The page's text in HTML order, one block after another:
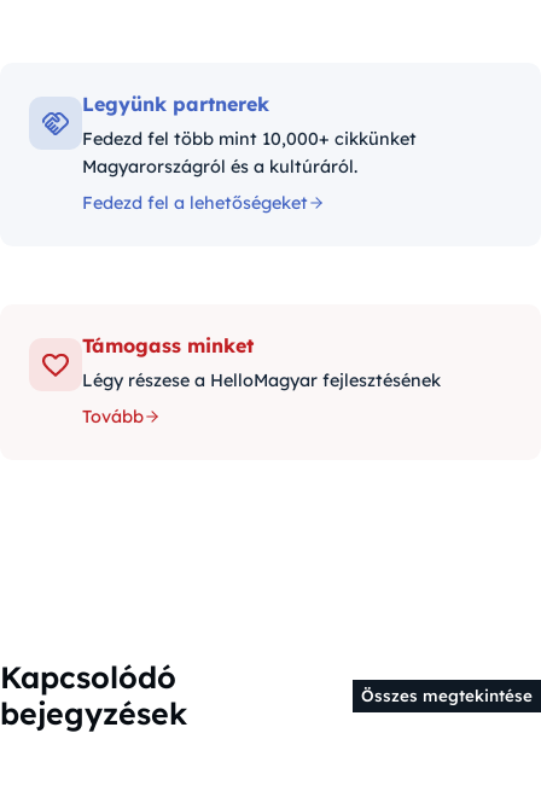
Legyünk partnerek
Fedezd fel több mint 10,000+ cikkünket
Magyarországról és a kultúráról.
Fedezd fel a lehetőségeket
Támogass minket
Légy részese a HelloMagyar fejlesztésének
Tovább
Kapcsolódó
bejegyzések
Összes megtekintése